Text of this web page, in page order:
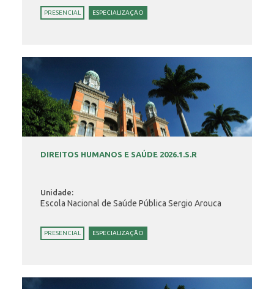
PRESENCIAL ESPECIALIZAÇÃO
DIREITOS HUMANOS E SAÚDE 2026.1.S.R
Unidade:
Escola Nacional de Saúde Pública Sergio Arouca
PRESENCIAL ESPECIALIZAÇÃO